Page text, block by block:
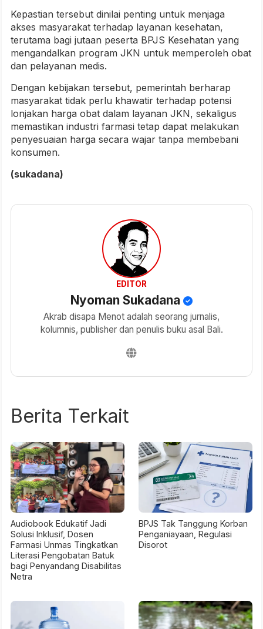
Kepastian tersebut dinilai penting untuk menjaga
akses masyarakat terhadap layanan kesehatan,
terutama bagi jutaan peserta BPJS Kesehatan yang
mengandalkan program JKN untuk memperoleh obat
dan pelayanan medis.
Dengan kebijakan tersebut, pemerintah berharap
masyarakat tidak perlu khawatir terhadap potensi
lonjakan harga obat dalam layanan JKN, sekaligus
memastikan industri farmasi tetap dapat melakukan
penyesuaian harga secara wajar tanpa membebani
konsumen.
(sukadana)
EDITOR
Nyoman Sukadana
Akrab disapa Menot adalah seorang jurnalis,
kolumnis, publisher dan penulis buku asal Bali.
Berita Terkait
Audiobook Edukatif Jadi
Solusi Inklusif, Dosen
Farmasi Unmas Tingkatkan
Literasi Pengobatan Batuk
bagi Penyandang Disabilitas
Netra
BPJS Tak Tanggung Korban
Penganiayaan, Regulasi
Disorot